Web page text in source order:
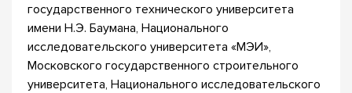
государственного технического университета
имени Н.Э. Баумана, Национального
исследовательского университета «МЭИ»,
Московского государственного строительного
университета, Национального исследовательского